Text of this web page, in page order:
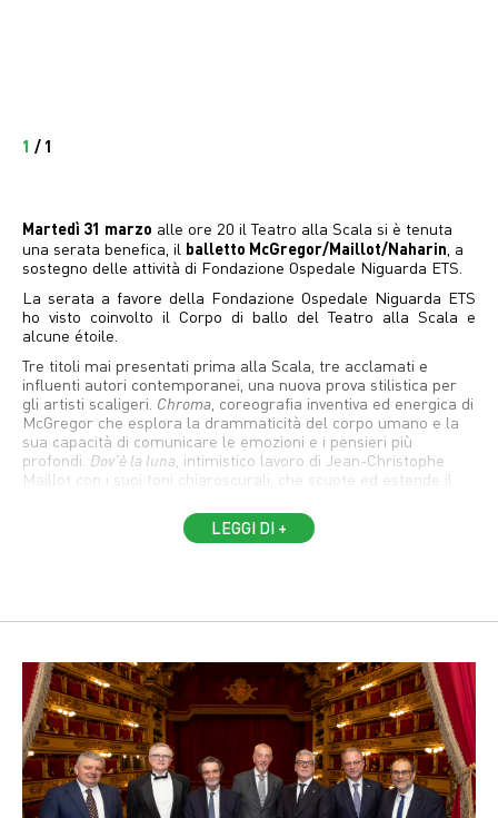
1 / 1
Martedì 31 marzo alle ore 20 il Teatro alla Scala si è tenuta
una serata benefica, il balletto McGregor/Maillot/Naharin , a
sostegno delle attività di Fondazione Ospedale Niguarda ETS.
La serata a favore della Fondazione Ospedale Niguarda ETS
ho visto coinvolto il Corpo di ballo del Teatro alla Scala e
alcune étoile.
Tre titoli mai presentati prima alla Scala, tre acclamati e
influenti autori contemporanei, una nuova prova stilistica per
gli artisti scaligeri. Chroma , coreografia inventiva ed energica di
McGregor che esplora la drammaticità del corpo umano e la
sua capacità di comunicare le emozioni e i pensieri più
profondi. Dov’è la luna , intimistico lavoro di Jean-Christophe
Maillot con i suoi toni chiaroscurali, che scuote ed estende il
coreografo alle sue frontiere più lontane. Per esplodere infine
con la potenza trascinante diMinus 16
, uno dei più illustri
Teatro alla Scala: l’intero ricavato destinato a sostenere le
migliorare la qualità del servizio ai pazienti e sostenere
l’innovazione e la ricerca.
LEGGI DI +